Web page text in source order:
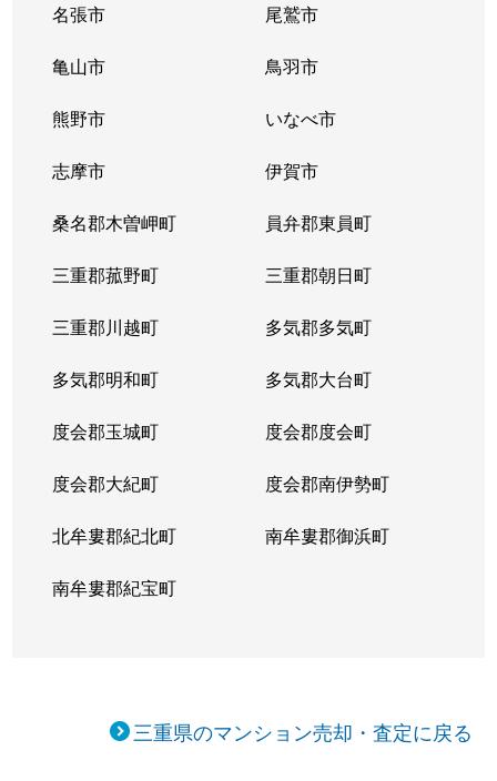
名張市 尾鷲市
亀山市 鳥羽市
熊野市 いなべ市
志摩市 伊賀市
桑名郡木曽岬町 員弁郡東員町
三重郡菰野町 三重郡朝日町
三重郡川越町 多気郡多気町
多気郡明和町 多気郡大台町
度会郡玉城町 度会郡度会町
度会郡大紀町 度会郡南伊勢町
北牟婁郡紀北町 南牟婁郡御浜町
南牟婁郡紀宝町
三重県のマンション売却・査定に戻る